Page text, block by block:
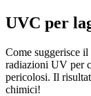
UVC per
Come suggerisce
radiazioni UV per
pericolosi. Il
chimici!